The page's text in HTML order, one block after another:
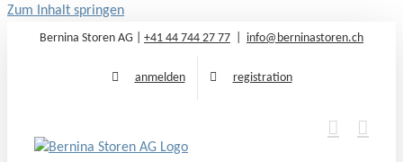
Zum Inhalt springen
Bernina Storen AG | +41 44 744 27 77 info@berninastoren.ch
anmelden registration